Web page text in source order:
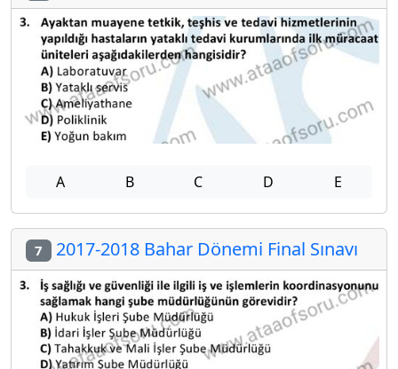
A B C D E
7 2017-2018 Bahar Dönemi Final Sınavı